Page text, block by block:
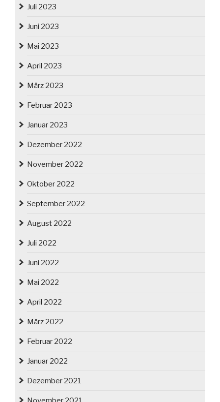
Juli 2023
Juni 2023
Mai 2023
April 2023
März 2023
Februar 2023
Januar 2023
Dezember 2022
November 2022
Oktober 2022
September 2022
August 2022
Juli 2022
Juni 2022
Mai 2022
April 2022
März 2022
Februar 2022
Januar 2022
Dezember 2021